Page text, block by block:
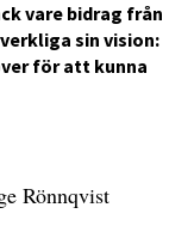
vare bidrag från
sin vision:
för att kunna
Rönnqvist